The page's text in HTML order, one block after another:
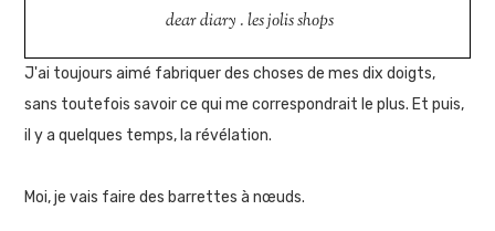
dear diary .les jolis shops
J'ai toujours aimé fabriquer des choses de mes dix doigts,
sans toutefois savoir ce qui me correspondrait le plus. Et puis,
il y a quelques temps, la révélation.
Moi, je vais faire des barrettes à nœuds.